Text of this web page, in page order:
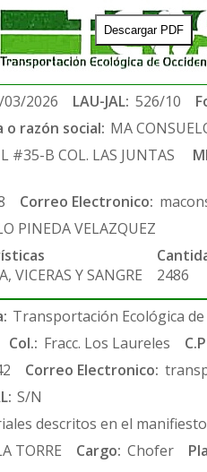
Descargar PDF
2026 LAU-JAL: 526/10
o razón social: MA
#35-B COL. LAS JUNTAS
Correo Electronico:
PINEDA VELAZQUEZ
VICERAS Y SANGRE
2486
Transportación Ecológica de
Col.: Fracc. Los Laureles
Correo Electronico:
S/N
descritos en el
TORRE Cargo: Chofer